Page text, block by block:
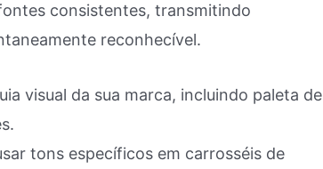
consistentes, transmitindo
reconhecível.
visual da sua marca, incluindo paleta de
tons específicos em carrosséis de